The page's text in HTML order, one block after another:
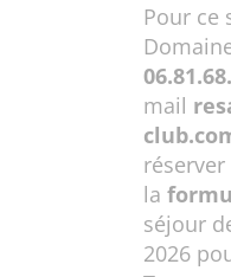
Pour ce
mail
la
séjour
2026